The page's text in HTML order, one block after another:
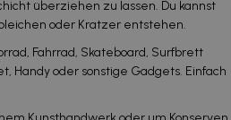
überziehen zu lassen. Du kannst
oder Kratzer entstehen.
Fahrrad, Skateboard, Surfbrett
Handy oder sonstige Gadgets. Einfach